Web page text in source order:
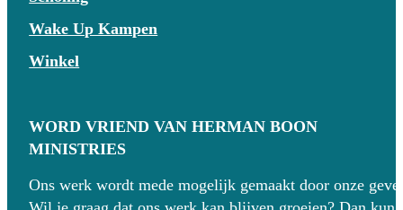
Wake Up Kampen
Winkel
WORD VRIEND VAN HERMAN BOON
MINISTRIES
Ons werk wordt mede mogelijk gemaakt door onze